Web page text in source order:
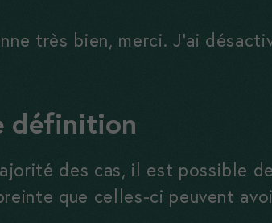
très bien, merci. J’ai
définition
des cas, il est possible
que celles-ci peuvent